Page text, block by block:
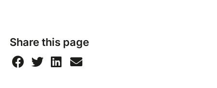
Share this page